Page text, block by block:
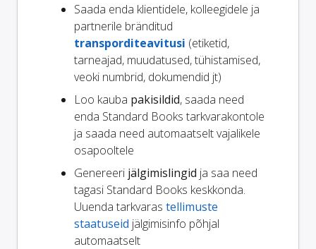
Saada enda klientidele, kolleegidele ja
partnerile bränditud
transporditeavitusi (etiketid,
tarneajad, muudatused, tühistamised,
veoki numbrid, dokumendid jt)
Loo kauba pakisildid, saada need
enda Standard Books tarkvarakontole
ja saada need automaatselt vajalikele
osapooltele
Genereeri jälgimislingid ja saa need
tagasi Standard Books keskkonda.
Uuenda tarkvaras tellimuste
staatuseid jälgimisinfo põhjal
automaatselt